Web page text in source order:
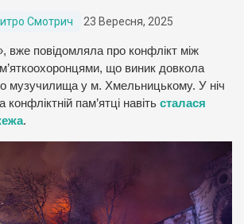
Смотрич 23 Вересня, 2025
вже повідомляла про конфлікт між
що виник довкола
музучилища у м. Хмельницькому. У ніч
пам’ятці навіть сталася
.